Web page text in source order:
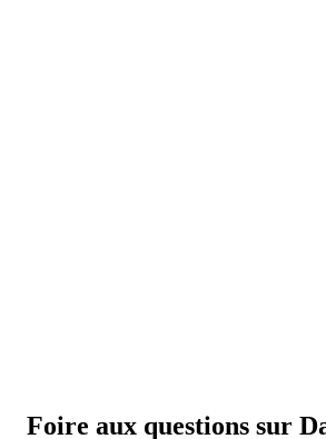
Foire aux questions sur